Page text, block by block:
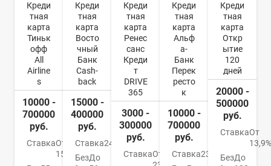
Креди
тная
карта
Тиньк
офф
All
Airline
s
10000 -
700000
руб.
СтавкаОт
15%
Креди
тная
карта
Восто
чный
Банк
Cash-
back
15000 -
400000
руб.
Ставка24%
БезДо
Креди
тная
карта
Ренес
санс
Креди
т
DRIVE
365
3000 -
300000
руб.
СтавкаОт
Креди
тная
карта
Альф
а-
Банк
Перек
ресто
к
10000 -
700000
руб.
Ставка23.99%
Креди
тная
карта
Откр
ытие
120
дней
20000 -
500000
руб.
СтавкаОт
13,9%
БезДо